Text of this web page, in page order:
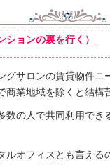
ョンの裏を行く）
グサロンの賃貸物件
業地域を除くと結構
数の人で共同利用でき
ルオフィスとも言え